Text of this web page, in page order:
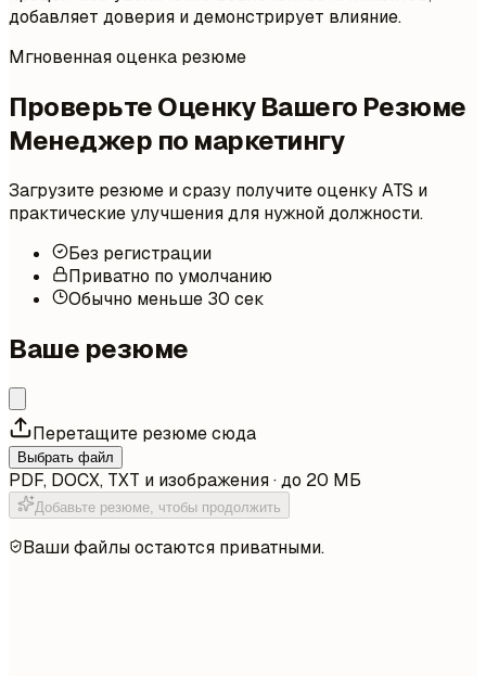
добавляет доверия и демонстрирует влияние.
Мгновенная оценка резюме
Проверьте Оценку Вашего Резюме
Менеджер по маркетингу
Загрузите резюме и сразу получите оценку ATS и
практические улучшения для нужной должности.
Без регистрации
Приватно по умолчанию
Обычно меньше 30 сек
Ваше резюме
Перетащите резюме сюда
Выбрать файл
PDF, DOCX, TXT и изображения · до 20 МБ
Добавьте резюме, чтобы продолжить
Ваши файлы остаются приватными.